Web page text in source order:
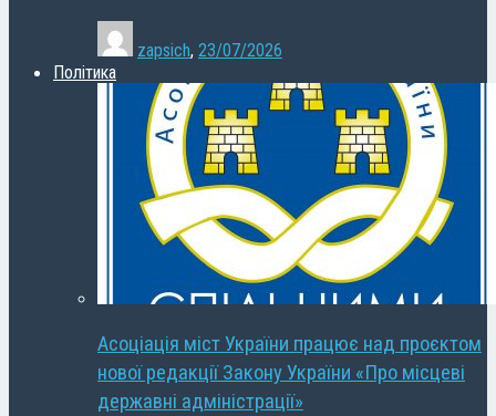
zapsich, 23/07/2026
Політика
Асоціація міст України працює над проєктом
нової редакції Закону України «Про місцеві
державні адміністрації»